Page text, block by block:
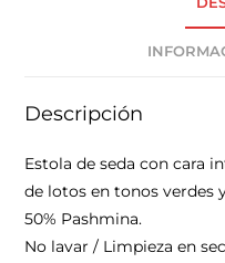
Descripción
Estola de seda con cara
de lotos en tonos verdes
50% Pashmina.
No lavar / Limpieza en